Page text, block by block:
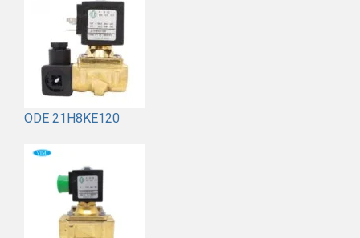
ODE 21H8KE120